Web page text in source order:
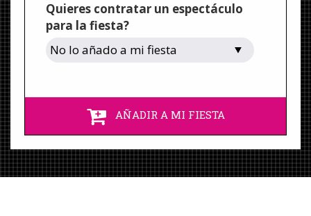
Quieres contratar un espectáculo
para la fiesta?
AÑADIR A MI FIESTA